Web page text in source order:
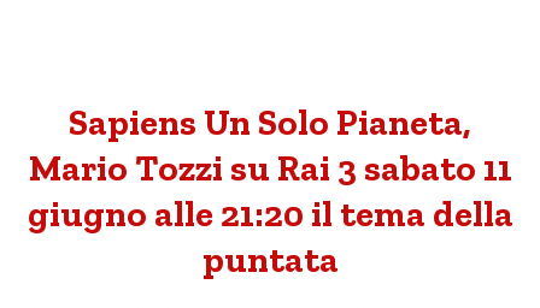
Sapiens Un Solo Pianeta,
Mario Tozzi su Rai 3 sabato 11
giugno alle 21:20 il tema della
puntata